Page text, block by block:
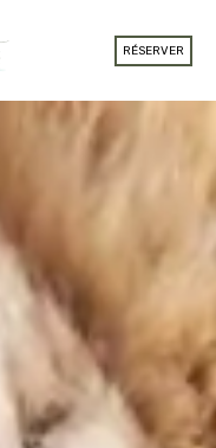
RÉSERVER